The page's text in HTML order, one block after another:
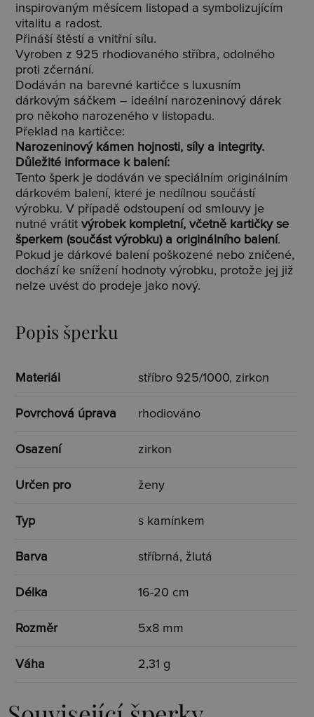
inspirovaným měsícem listopad a symbolizujícím
vitalitu a radost.
Přináší štěstí a vnitřní sílu.
Vyroben z 925 rhodiovaného stříbra, odolného
proti zčernání.
Dodáván na barevné kartičce s luxusním
dárkovým sáčkem – ideální narozeninový dárek
pro někoho narozeného v listopadu.
Překlad na kartičce:
Narozeninový kámen hojnosti, síly a integrity.
Důležité informace k balení:
Tento šperk je dodáván ve speciálním originálním
dárkovém balení, které je nedílnou součástí
výrobku. V případě odstoupení od smlouvy je
nutné vrátitvýrobek kompletní, včetně kartičky se
šperkem (součást výrobku) a originálního balení.
Pokud je dárkové balení poškozené nebo zničené,
dochází ke snížení hodnoty výrobku, protože jej již
nelze uvést do prodeje jako nový.
Popis šperku
Materiál stříbro 925/1000, zirkon
Povrchová úprava rhodiováno
Osazení zirkon
Určen pro ženy
Typ s kamínkem
Barva stříbrná, žlutá
Délka 16-20 cm
Rozměr 5x8 mm
Váha 2,31 g